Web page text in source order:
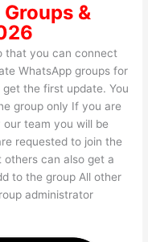
&
that you can connect
WhatsApp groups for
the first update. You
group only If you are
team you will be
requested to join the
others can also get a
to the group All other
administrator